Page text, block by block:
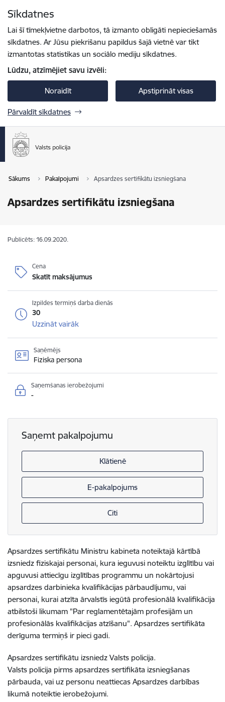
Sīkdatnes
Lai šī tīmekļvietne darbotos, tā izmanto obligāti nepieciešamās
sīkdatnes. Ar Jūsu piekrišanu papildus šajā vietnē var tikt
izmantotas statistikas un sociālo mediju sīkdatnes.
Lūdzu, atzīmējiet savu izvēli:
Noraidīt Apstiprināt visas
Pārvaldīt sīkdatnes
Sākums Pakalpojumi Apsardzes sertifikātu izsniegšana
Apsardzes sertifikātu izsniegšana
Publicēts: 16.09.2020.
Cena
Skatīt maksājumus
Izpildes termiņš darba dienās
30
Uzzināt vairāk
Saņēmējs
Fiziska persona
Saņemšanas ierobežojumi
-
Saņemt pakalpojumu
Klātienē
E-pakalpojums
Citi
Apsardzes sertifikātu Ministru kabineta noteiktajā kārtībā
izsniedz fiziskajai personai, kura ieguvusi noteiktu izglītību vai
apguvusi attiecīgu izglītības programmu un nokārtojusi
apsardzes darbinieka kvalifikācijas pārbaudījumu, vai
personai, kurai atzīta ārvalstīs iegūtā profesionālā kvalifikācija
atbilstoši likumam "Par reglamentētajām profesijām un
profesionālās kvalifikācijas atzīšanu". Apsardzes sertifikāta
derīguma termiņš ir pieci gadi.
Apsardzes sertifikātu izsniedz Valsts policija.
Valsts policija pirms apsardzes sertifikāta izsniegšanas
pārbauda, vai uz personu neattiecas Apsardzes darbības
likumā noteiktie ierobežojumi.